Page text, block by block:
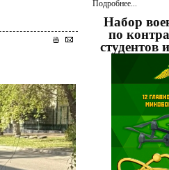
Подробнее...
Набор
по
студентов